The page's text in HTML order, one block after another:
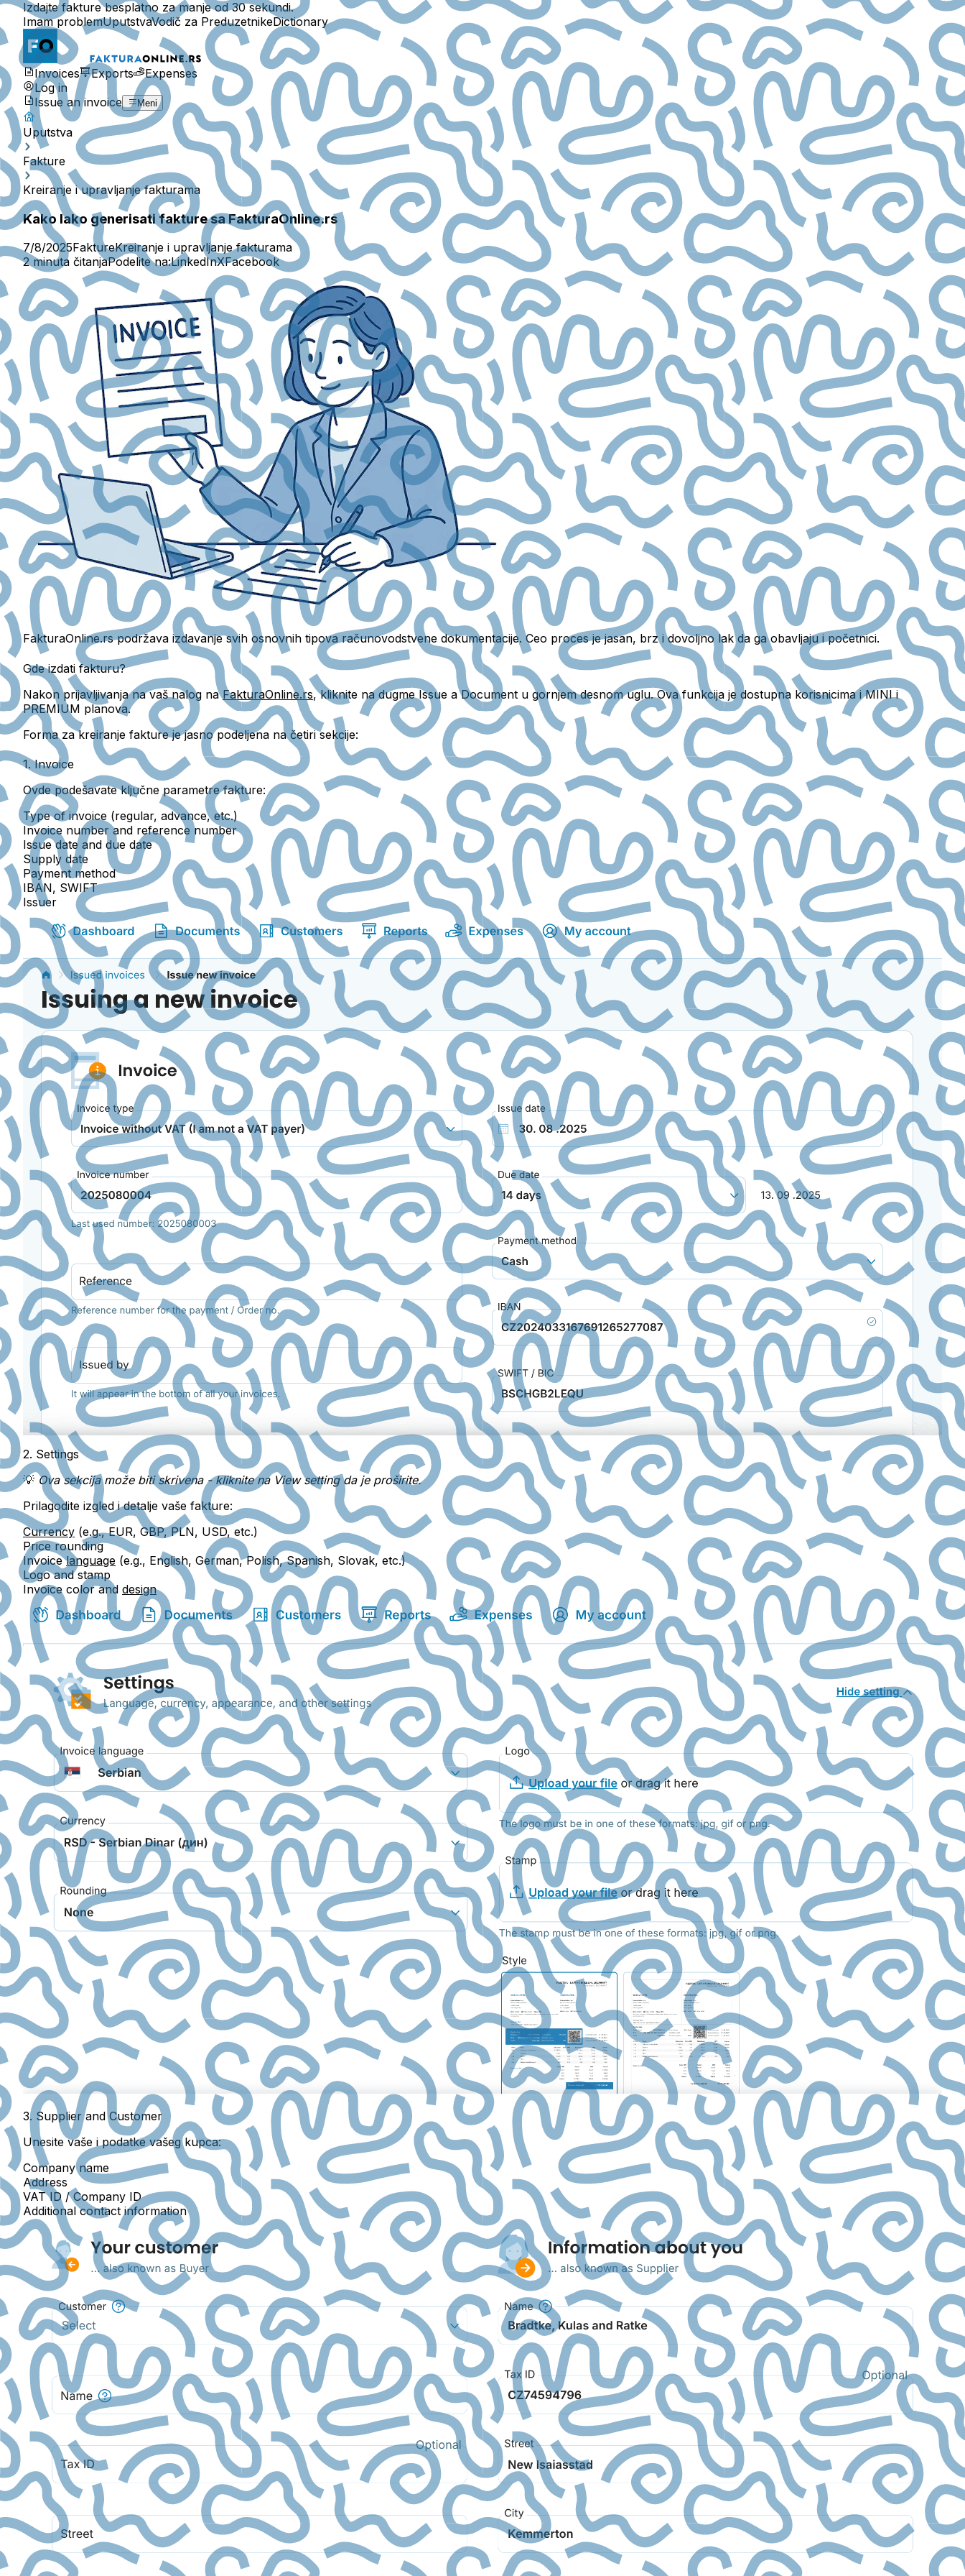
Izdajte fakture besplatno za manje od 30 sekundi.
Imam problemUputstvaVodič za PreduzetnikeDictionary
Invoices Exports
Expenses
Log in
Issue an invoice
Meni
Uputstva
Fakture
Kreiranje i upravljanje fakturama
Kako lako generisati fakture sa FakturaOnline.rs
7/8/2025FaktureKreiranje i upravljanje fakturama
2 minuta čitanjaPodelite na:LinkedInXFacebook
FakturaOnline.rs podržava izdavanje svih osnovnih tipova računovodstvene dokumentacije. Ceo proces je jasan, brz i dovoljno lak da ga obavljaju i početnici.
Gde izdati fakturu?
Nakon prijavljivanja na vaš nalog naFakturaOnline.rs, kliknite na dugme Issue a Document u gornjem desnom uglu. Ova funkcija je dostupna korisnicima i MINI i
PREMIUM planova.
Forma za kreiranje fakture je jasno podeljena na četiri sekcije:
1. Invoice
Ovde podešavate ključne parametre fakture:
Type of invoice (regular, advance, etc.)
Invoice numberand reference number
Issue date and due date
Supply date
Payment method
IBAN, SWIFT
Issuer
2. Settings
💡 Ova sekcija može biti skrivena - kliknite na View setting da je proširite.
Prilagodite izgled i detalje vaše fakture:
Currency (e.g., EUR, GBP, PLN, USD, etc.)
Price rounding
Invoicelanguage (e.g., English, German, Polish, Spanish, Slovak, etc.)
Logoandstamp
Invoice colorand design
3. Supplier and Customer
Unesite vaše i podatke vašeg kupca:
Company name
Address
VAT ID / Company ID
Additional contact information